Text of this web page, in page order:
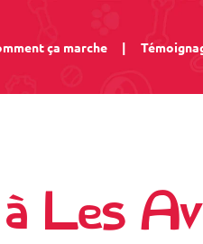
ça marche |
Les